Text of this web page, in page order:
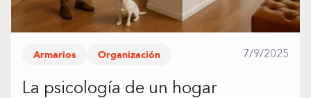
Armarios Organización 7/9/2025
La psicología de un hogar